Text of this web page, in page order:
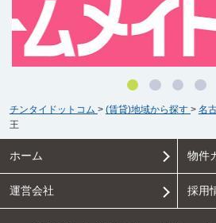
チンタイドットコム > (賃貸)地域から探す > 名
王
ホーム 物件
運営会社 採用